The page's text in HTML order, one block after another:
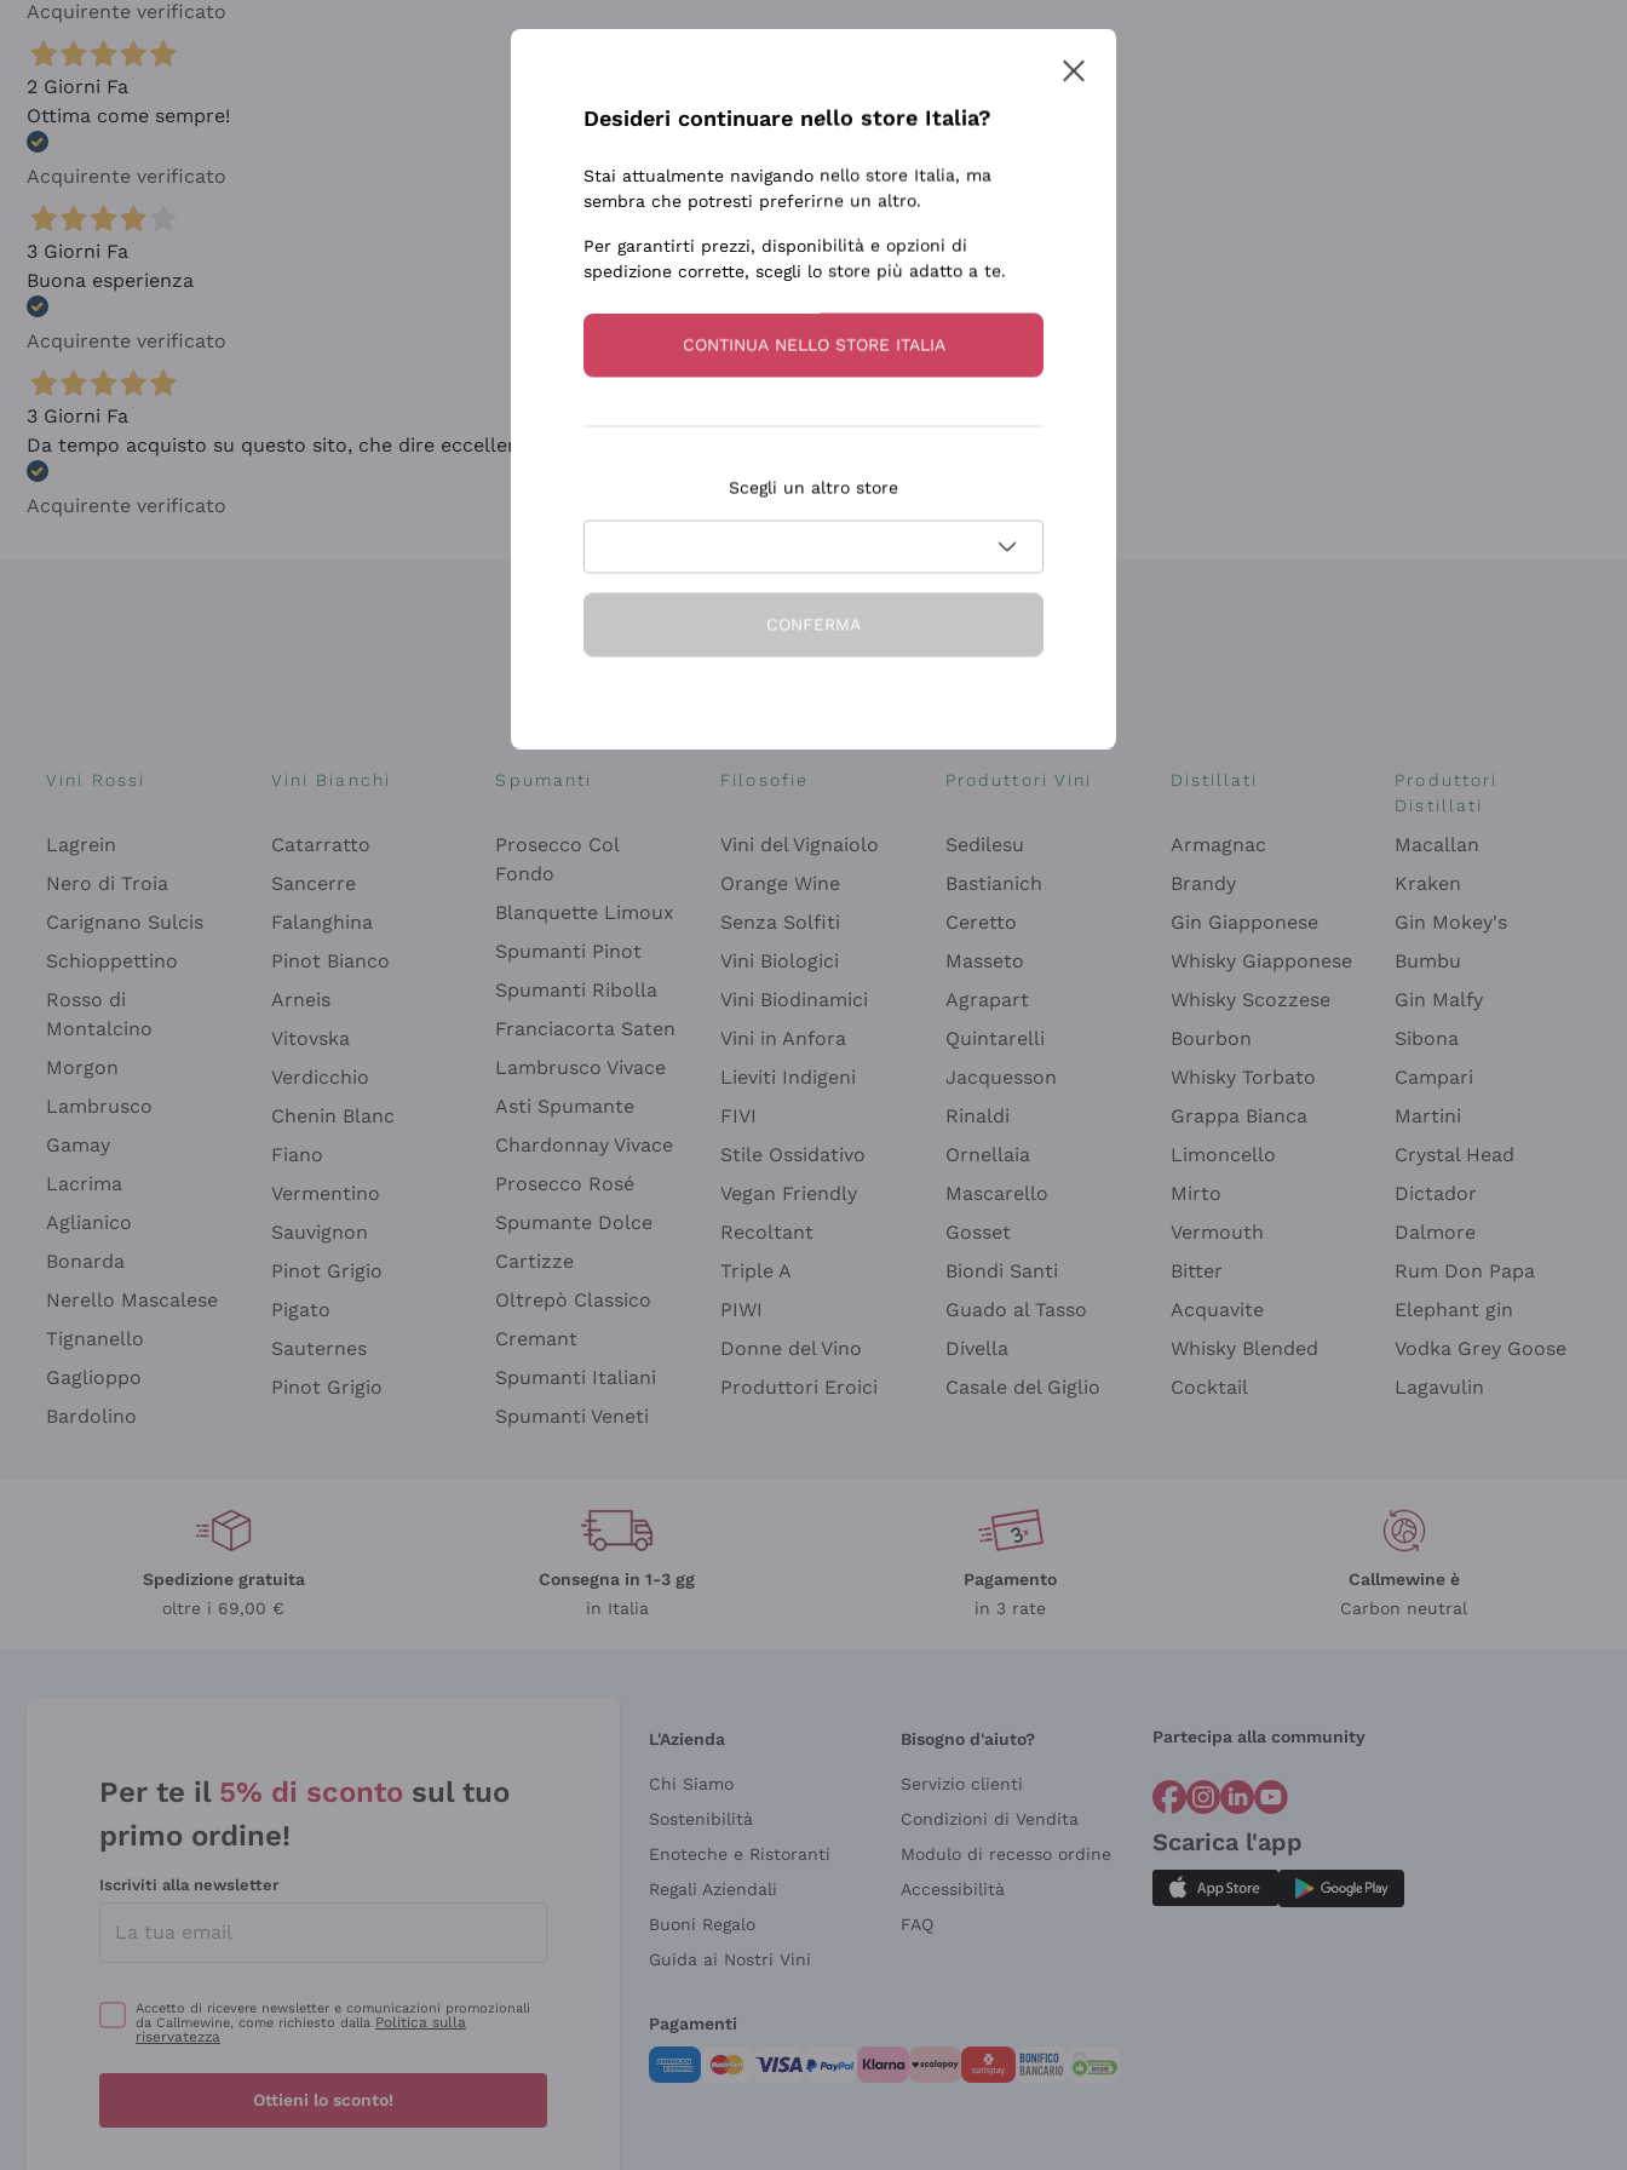
Acquirente verificato
2 Giorni Fa
Ottima come sempre!
Acquirente verificato
3 Giorni Fa
Buona esperienza
Acquirente verificato
3 Giorni Fa
Da tempo acquisto su questo sito, che dire eccellente
Acquirente verificato
Vini Rossi
Lagrein
Nero di Troia
Carignano Sulcis
Schioppettino
Rosso di
Montalcino
Morgon
Lambrusco
Gamay
Lacrima
Aglianico
Bonarda
Nerello Mascalese
Tignanello
Gaglioppo
Bardolino
Vini Bianchi
Catarratto
Sancerre
Falanghina
Pinot Bianco
Arneis
Vitovska
Verdicchio
Chenin Blanc
Fiano
Vermentino
Sauvignon
Pinot Grigio
Pigato
Sauternes
Pinot Grigio
Spumanti
Prosecco Col
Fondo
Blanquette Limoux
Spumanti Pinot
Spumanti Ribolla
Franciacorta Saten
Lambrusco Vivace
Asti Spumante
Chardonnay Vivace
Prosecco Rosé
Spumante Dolce
Cartizze
Oltrepò Classico
Cremant
Spumanti Italiani
Spumanti Veneti
Filosofie
Vini del Vignaiolo
Orange Wine
Senza Solfiti
Vini Biologici
Vini Biodinamici
Vini in Anfora
Lieviti Indigeni
FIVI
Stile Ossidativo
Vegan Friendly
Recoltant
Triple A
PIWI
Donne del Vino
Produttori Eroici
Produttori Vini
Sedilesu
Bastianich
Ceretto
Masseto
Agrapart
Quintarelli
Jacquesson
Rinaldi
Ornellaia
Mascarello
Gosset
Biondi Santi
Guado al Tasso
Divella
Casale del Giglio
Distillati
Armagnac
Brandy
Gin Giapponese
Whisky Giapponese
Whisky Scozzese
Bourbon
Whisky Torbato
Grappa Bianca
Limoncello
Mirto
Vermouth
Bitter
Acquavite
Whisky Blended
Cocktail
Produttori
Distillati
Macallan
Kraken
Gin Mokey's
Bumbu
Gin Malfy
Sibona
Campari
Martini
Crystal Head
Dictador
Dalmore
Rum Don Papa
Elephant gin
Vodka Grey Goose
Lagavulin
Spedizione gratuita
oltre i 69,00 €
Consegna in 1-3 gg
in Italia
Pagamento
in 3 rate
Callmewine è
Carbon neutral
Per te il 5% di sconto sul tuo
primo ordine!
Iscriviti alla newsletter
Accetto di ricevere newsletter e comunicazioni promozionali
da Callmewine, come richiesto dalla Politica sulla
riservatezza
Ottieni lo sconto!
L'Azienda
Chi Siamo
Sostenibilità
Enoteche e Ristoranti
Regali Aziendali
Buoni Regalo
Guida ai Nostri Vini
Bisogno d'aiuto?
Servizio clienti
Condizioni di Vendita
Modulo di recesso ordine
Accessibilità
FAQ
Partecipa alla community
Scarica l'app
Pagamenti
Desideri continuare nello store Italia?
Stai attualmente navigando nello store Italia, ma
sembra che potresti preferirne un altro.
Per garantirti prezzi, disponibilità e opzioni di
spedizione corrette, scegli lo store più adatto a te.
CONTINUA NELLO STORE ITALIA
Scegli un altro store
CONFERMA